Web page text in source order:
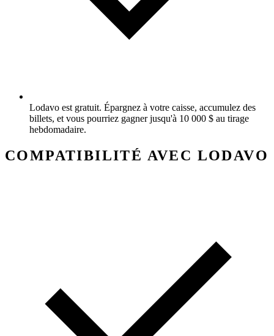
Lodavo est gratuit. Épargnez à votre caisse, accumulez des
billets, et vous pourriez gagner jusqu'à 10 000 $ au tirage
hebdomadaire.
COMPATIBILITÉ AVEC LODAVO